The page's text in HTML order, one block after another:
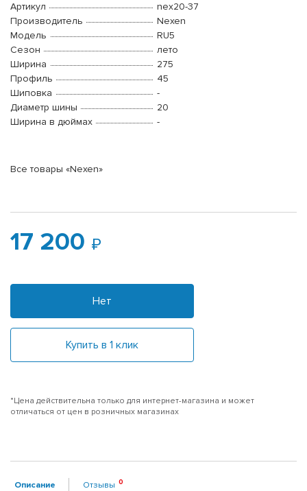
Артикул
nex20-37
Производитель
Nexen
Модель
RU5
Сезон
лето
Ширина
275
Профиль
45
Шиповка
-
Диаметр шины
20
Ширина в дюймах
-
Все товары «Nexen»
17 200
Нет
Купить в 1 клик
*Цена действительна только для интернет-магазина и может
отличаться от цен в розничных магазинах
Описание Отзывы